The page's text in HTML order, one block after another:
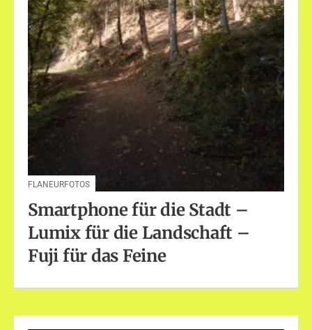
FLANEURFOTOS
Smartphone für die Stadt –
Lumix für die Landschaft –
Fuji für das Feine